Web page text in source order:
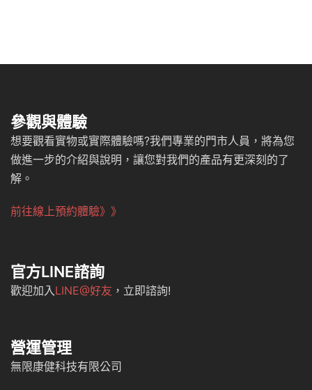
參觀與體驗
想要觀看實物或實際體驗嗎?我們專業的門市人員，將為您
做進一步的介紹與說明，讓您對我們的產品有更深刻的了
解。
前往線上預約體驗》》
官方LINE諮詢
歡迎加入 LINE@好友 ，立即諮詢!
營運管理
無限康健科技有限公司